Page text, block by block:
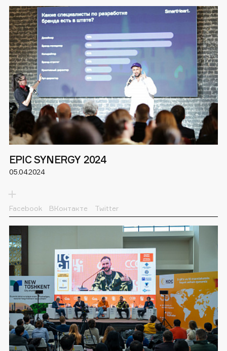
целевой аудитории на всём пути, мы можем создавать
инструменты, которые помогут сформировать доверие и
сделать выбор в пользу нашего продукта».
Дарья Халепа, директор по развитию SH записала 2 урока
для одного из курсов Института молодёжи. Она рассказала
отом, из чего строится бренд, что такое идея, обещание и
подтверждение бренда, а также о Пути клиента (CJM) в
образовательной отрасли.
EPIC SYNERGY 2024
05.04.2024
агентств EPIC!LAB, PR development и SmartHeart по созданию
и продвижению девелоперского продукта.
Результаты, отчасти предсказуемые, но все же дали нам пищу
для размышлений.
Facebook ВКонтакте Twitter